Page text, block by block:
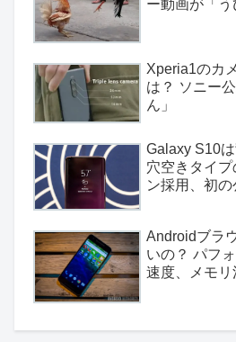
ー動画が「
Xperia1のカ
は？ ソニー
ん」
Galaxy S10
穴空きタイプ
ン採用、初
Androidブラ
いの？ パフ
速度、メモリ